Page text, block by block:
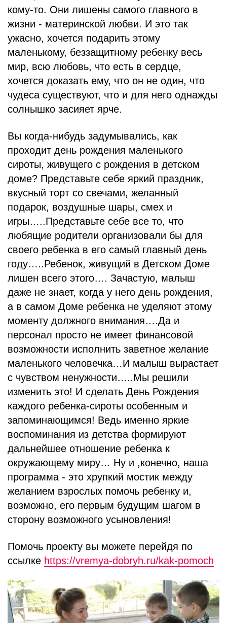
кому-то. Они лишены самого главного в
жизни - материнской любви. И это так
ужасно, хочется подарить этому
маленькому, беззащитному ребенку весь
мир, всю любовь, что есть в сердце,
хочется доказать ему, что он не один, что
чудеса существуют, что и для него однажды
солнышко засияет ярче.
Вы когда-нибудь задумывались, как
проходит день рождения маленького
сироты, живущего с рождения в детском
доме? Представьте себе яркий праздник,
вкусный торт со свечами, желанный
подарок, воздушные шары, смех и
игры…..Представьте себе все то, что
любящие родители организовали бы для
своего ребенка в его самый главный день
году…..Ребенок, живущий в Детском Доме
лишен всего этого…. Зачастую, малыш
даже не знает, когда у него день рождения,
а в самом Доме ребенка не уделяют этому
моменту должного внимания….Да и
персонал просто не имеет финансовой
возможности исполнить заветное желание
маленького человечка…И малыш вырастает
с чувством ненужности…..Мы решили
изменить это! И сделать День Рождения
каждого ребенка-сироты особенным и
запоминающимся! Ведь именно яркие
воспоминания из детства формируют
дальнейшее отношение ребенка к
окружающему миру… Ну и ,конечно, наша
программа - это хрупкий мостик между
желанием взрослых помочь ребенку и,
возможно, его первым будущим шагом в
сторону возможного усыновления!
Помочь проекту вы можете перейдя по
ссылке https://vremya-dobryh.ru/kak-pomoch